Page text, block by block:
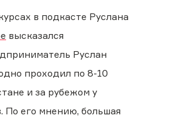
в подкасте Руслана
высказался
Руслан
проходил по 8-10
и за рубежом у
По его мнению, большая